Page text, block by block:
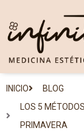
INICIO
BLOG
LOS 5
PRIMAVERA